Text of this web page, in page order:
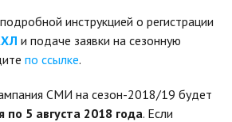
инструкцией о регистрации
и подаче заявки на сезонную
по ссылке.
СМИ на сезон-2018/19 будет
по 5 августа 2018 года. Если